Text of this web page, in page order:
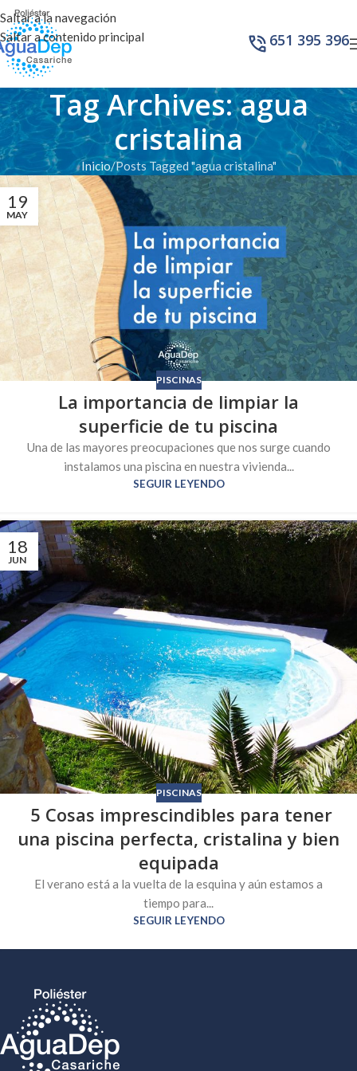
Saltar a la navegación
Saltar a contenido principal
651 395 396
Tag Archives: agua
cristalina
Inicio Posts Tagged "agua cristalina"
19
MAY
PISCINAS
La importancia de limpiar la
superficie de tu piscina
Una de las mayores preocupaciones que nos surge cuando
instalamos una piscina en nuestra vivienda...
SEGUIR LEYENDO
18
JUN
PISCINAS
5 Cosas imprescindibles para tener
una piscina perfecta, cristalina y bien
equipada
El verano está a la vuelta de la esquina y aún estamos a
tiempo para...
SEGUIR LEYENDO